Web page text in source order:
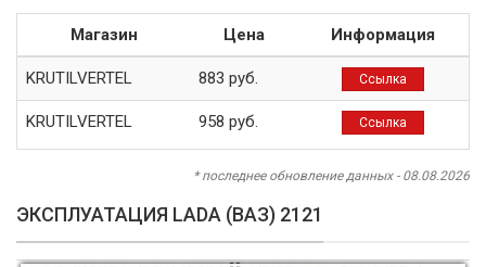
Магазин Цена Информация
KRUTILVERTEL 883 руб. Ссылка
KRUTILVERTEL 958 руб. Ссылка
* последнее обновление данных - 08.08.2026
ЭКСПЛУАТАЦИЯ LADA (ВАЗ) 2121